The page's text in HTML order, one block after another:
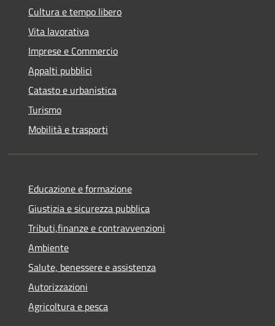
Cultura e tempo libero
Vita lavorativa
Imprese e Commercio
Appalti pubblici
Catasto e urbanistica
Turismo
Mobilità e trasporti
Educazione e formazione
Giustizia e sicurezza pubblica
Tributi,finanze e contravvenzioni
Ambiente
Salute, benessere e assistenza
Autorizzazioni
Agricoltura e pesca